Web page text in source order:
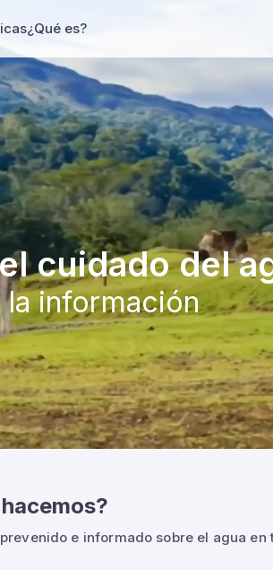
¿Qué es?
cuidado del
información
e informado sobre el agua